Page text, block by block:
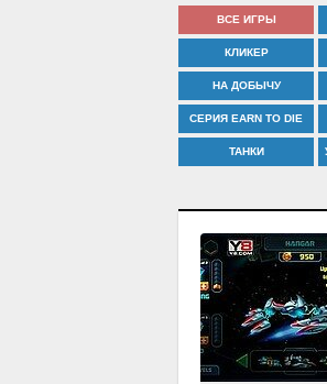
ВСЕ ИГРЫ
КЛИКЕР
НА ДОБЫЧУ
СЕРИЯ EARN TO DIE
ТАНКИ